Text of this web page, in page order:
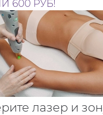
600 РУБ!
лазер и